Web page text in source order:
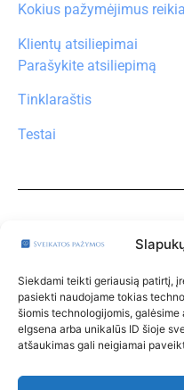
Siekdami teikti geriausią patirtį,
pasiekti naudojame tokias
šiomis technologijomis,
elgsena arba unikalūs ID šioje
atšaukimas gali neigiamai
Kokius pažymėjimus
Klientų atsiliepimai
Parašykite atsiliepimą
Tinklaraštis
Testai
Klinikos
Taisyklės
Privatumo politika